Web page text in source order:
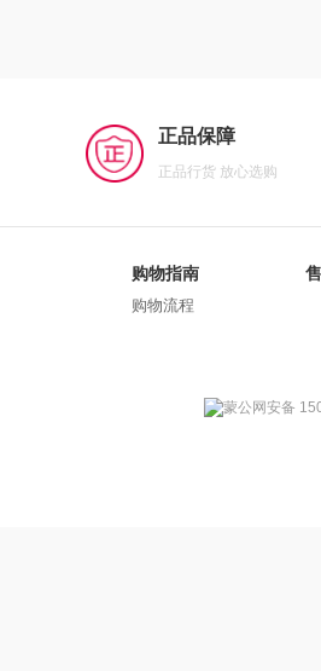
正品保障
正品行货 放心选购
购物指南
购物流程
蒙公网安备